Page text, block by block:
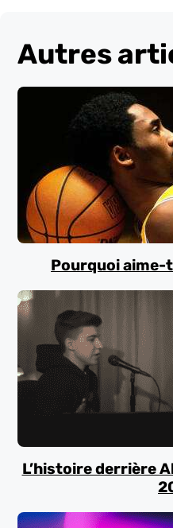
Autres
Pourquoi aime-
L’histoire derrière